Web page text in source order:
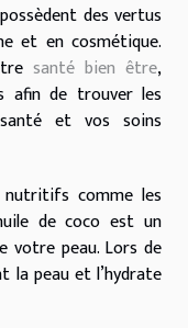
des vertus
et en cosmétique.
santé bien être,
afin de trouver les
et vos soins
nutritifs comme les
de coco est un
votre peau. Lors de
la peau et l’hydrate